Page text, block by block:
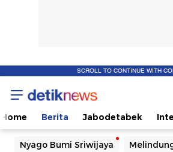
SCROLL TO CONTINUE WITH
Home Berita Jabodetabek
Nyago Bumi Sriwijaya